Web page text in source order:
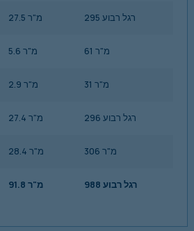
27.5 מ"ר 295 רגל רבוע
5.6 מ"ר 61 מ"ר
2.9 מ"ר 31 מ"ר
27.4 מ"ר 296 רגל רבוע
28.4 מ"ר 306 מ"ר
91.8 מ"ר 988 רגל רבוע